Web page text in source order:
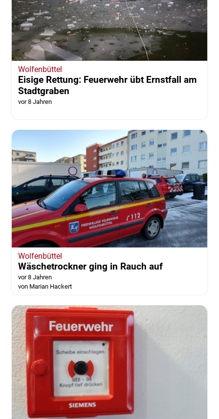
Wolfenbüttel
Eisige Rettung: Feuerwehr übt Ernstfall am
Stadtgraben
vor 8 Jahren
Wolfenbüttel
Wäschetrockner ging in Rauch auf
vor 8 Jahren
von Marian Hackert